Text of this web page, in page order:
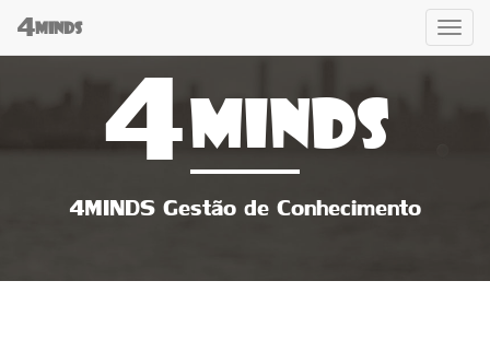
4MINDS 4MINDS
4MINDS Gestão de Conhecimento